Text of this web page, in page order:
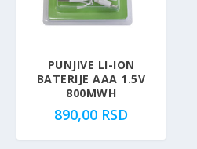
PUNJIVE LI-ION
BATERIJE AAA 1.5V
800MWH
890,00 RSD